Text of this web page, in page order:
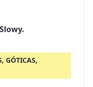
GÓTICAS,